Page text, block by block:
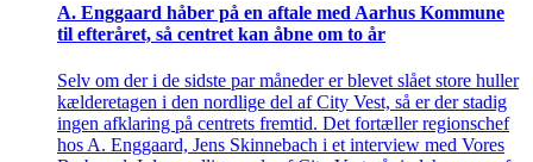
A. Enggaard håber på en aftale med Aarhus Kommune
til efteråret, så centret kan åbne om to år
Selv om der i de sidste par måneder er blevet slået store huller
kælderetagen i den nordlige del af City Vest, så er der stadig
ingen afklaring på centrets fremtid. Det fortæller regionschef
hos A. Enggaard, Jens Skinnebach i et interview med Vores